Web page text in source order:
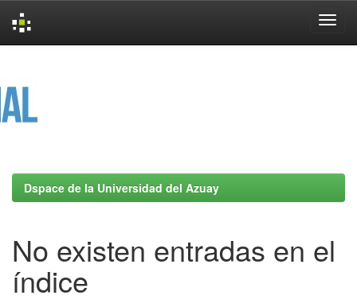
Dspace de la Universidad del Azuay
No existen entradas en el
índice